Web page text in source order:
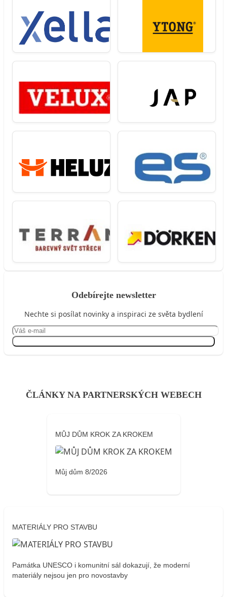
Odebírejte newsletter
Nechte si posílat novinky a inspiraci ze světa bydlení
ČLÁNKY NA PARTNERSKÝCH WEBECH
MŮJ DŮM KROK ZA KROKEM
Můj dům 8/2026
MATERIÁLY PRO STAVBU
Památka UNESCO i komunitní sál dokazují, že moderní
materiály nejsou jen pro novostavby